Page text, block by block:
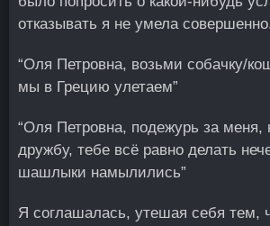
отказывать я не умела
“Оля Петровна, возьми собачку/
мы в Грецию улетаем”
“Оля Петровна, подежурь за меня,
дружбу, тебе всё равно делать
шашлыки намылились”
Я соглашалась, утешая себя тем,